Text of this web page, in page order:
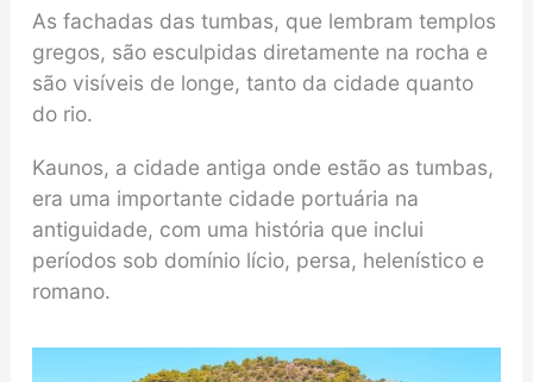
As fachadas das tumbas, que lembram templos
gregos, são esculpidas diretamente na rocha e
são visíveis de longe, tanto da cidade quanto
do rio.
Kaunos, a cidade antiga onde estão as tumbas,
era uma importante cidade portuária na
antiguidade, com uma história que inclui
períodos sob domínio lício, persa, helenístico e
romano.